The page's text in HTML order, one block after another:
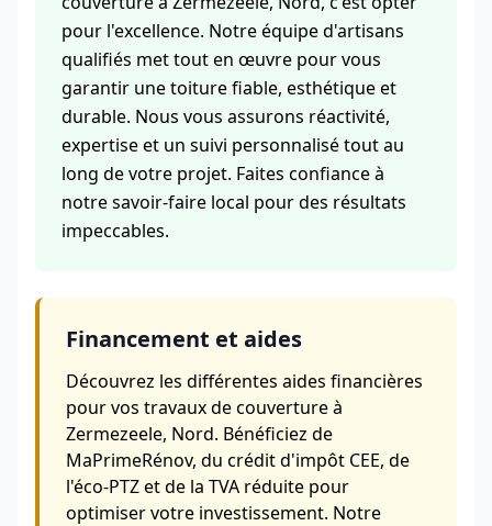
pour l'excellence. Notre équipe d'artisans
qualifiés met tout en œuvre pour vous
garantir une toiture fiable, esthétique et
durable. Nous vous assurons réactivité,
expertise et un suivi personnalisé tout au
long de votre projet. Faites confiance à
notre savoir-faire local pour des résultats
impeccables.
Financement et aides
Découvrez les différentes aides financières
pour vos travaux de couverture à
Zermezeele, Nord. Bénéficiez de
MaPrimeRénov, du crédit d'impôt CEE, de
l'éco-PTZ et de la TVA réduite pour
optimiser votre investissement. Notre